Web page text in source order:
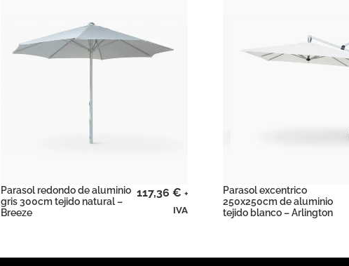
Parasol redondo de aluminio
gris 300cm tejido natural –
Breeze
117,36 € +
IVA
Parasol excentrico
250x250cm de aluminio
tejido blanco – Arlington